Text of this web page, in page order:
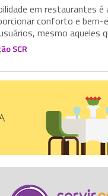
em restaurantes
conforto e
mesmo aqueles
SCR